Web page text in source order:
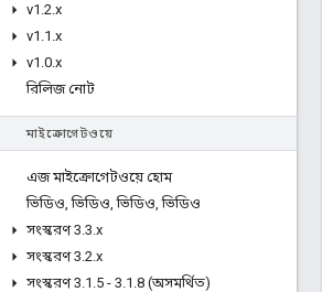
v1 .2.x
v1 .1 .x
v1 .0.x
রিলিজ নোট
মাইক্রোগেটওয়ে
এজ মাইক্রোগেটওয়ে হোম
ভিডিও, ভিডিও, ভিডিও, ভিডিও
সংস্করণ 3.3.x
সংস্করণ 3.2.x
সংস্করণ 3.1 .5 - 3.1 .8 (অসমর্থিত)